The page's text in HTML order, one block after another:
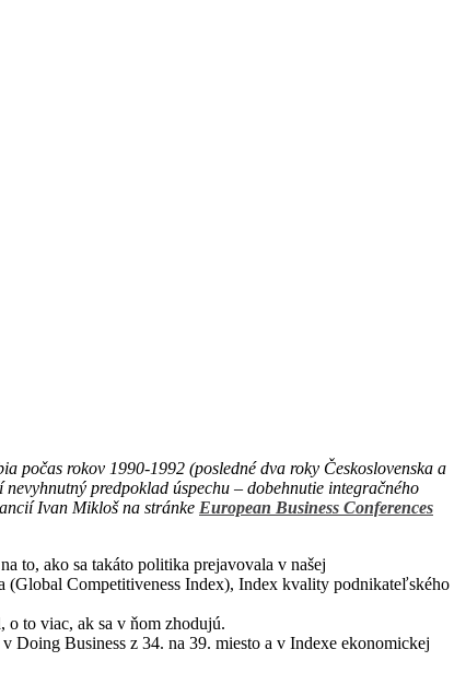
počas rokov 1990-1992 (posledné dva roky Československa a
predpoklad úspechu – dobehnutie integračného
Ivan Mikloš na stránke European Business Conferences
to, ako sa takáto politika prejavovala v našej
(Global Competitiveness Index), Index kvality podnikateľského
to viac, ak sa v ňom zhodujú.
Doing Business z 34. na 39. miesto a v Indexe ekonomickej